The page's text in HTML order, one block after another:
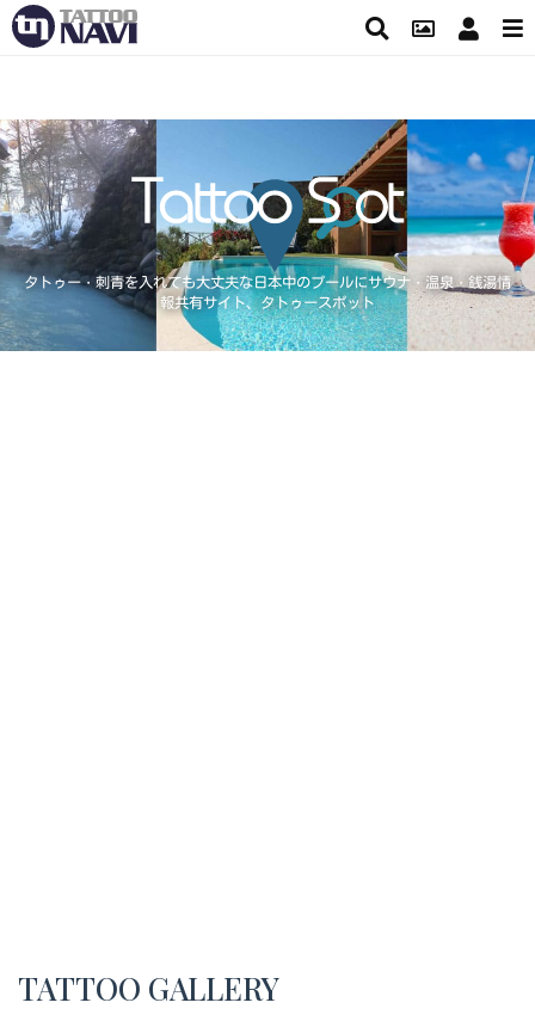
タトゥー・刺青を入れても大丈夫な日本中のプールにサウナ・温泉・銭湯情
報共有サイト、タトゥースポット
TATTOO GALLERY